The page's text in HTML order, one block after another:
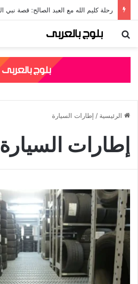
بحث عن
الرئيسية / إطارات السيارة
إطارات السيارة